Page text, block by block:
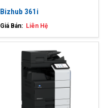
Bizhub 361i
Giá Bán: Liên Hệ